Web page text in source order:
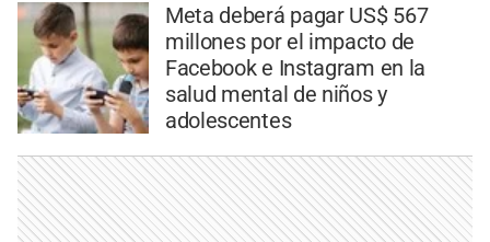
Meta deberá pagar US$ 567
millones por el impacto de
Facebook e Instagram en la
salud mental de niños y
adolescentes